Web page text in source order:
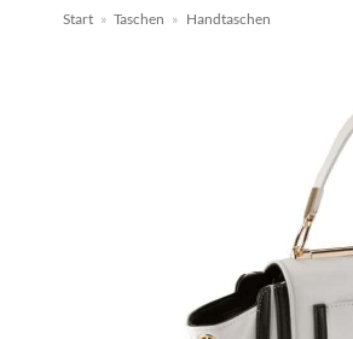
Start » Taschen » Handtaschen